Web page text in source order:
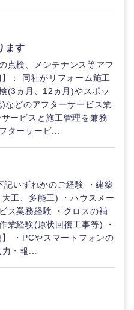
ます
点検、メンテナンス等アフ
： 同社がリフォーム施工
(3ヵ月、12ヵ月)やスポッ
などのアフターサービス業
ービスと施工管理を兼務
ターサービ...
記いずれかのご経験 ・建築
工、多能工) ・ハウスメー
ス業務経験 ・クロスの補
業経験(原状回復工事等) ・
・PCやスマートフォンの
・報...